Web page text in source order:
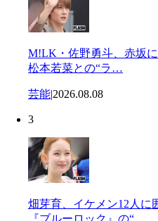
M!LK・佐野勇斗、赤坂
松本若菜との“ラ…
芸能|2026.08.08
3
畑芽育、イケメン12人
『ブルーロック』の“…